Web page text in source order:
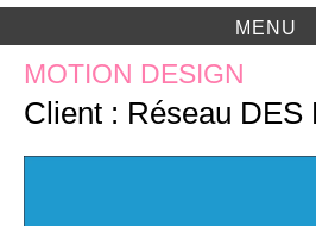
MENU
MOTION DESIGN
Client : Réseau DES